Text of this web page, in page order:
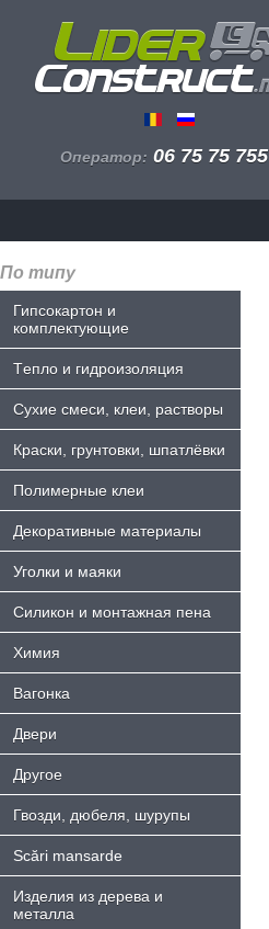
Оператор: 06 75 75 755
По типу
Гипсокартон и
комплектующие
Tепло и гидроизоляция
Сухие смеси, клеи, растворы
Краски, грунтовки, шпатлёвки
Полимерные клеи
Декоративные материалы
Уголки и маяки
Силикон и монтажная пена
Химия
Bагонка
Двери
Другое
Гвозди, дюбеля, шурупы
Scări mansarde
Изделия из дерева и
металла